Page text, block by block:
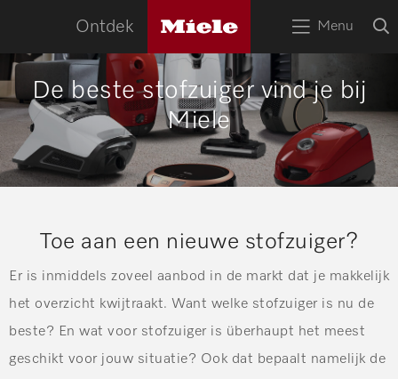
Menu
Open
het
menu
Ontdek
logo
HOME
APPARATEN
RECEPTEN SERVICE
Zoek
Zoek
De beste stofzuiger vind je bij
Miele
Toe aan een nieuwe stofzuiger?
Er is inmiddels zoveel aanbod in de markt dat je makkelijk
het overzicht kwijtraakt. Want welke stofzuiger is nu de
beste? En wat voor stofzuiger is überhaupt het meest
geschikt voor jouw situatie? Ook dat bepaalt namelijk de